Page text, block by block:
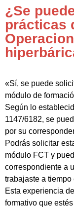
¿Se
prácticas
«Sí, se puede
módulo de
Según lo
1147/6182, se
por su
Podrás solicitar
módulo FCT y
correspondiente a
trabajaste a tiempo
Esta experiencia
formativo que